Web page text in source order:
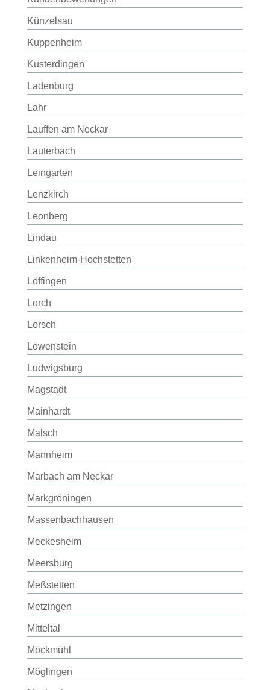
Künzelsau
Kuppenheim
Kusterdingen
Ladenburg
Lahr
Lauffen am Neckar
Lauterbach
Leingarten
Lenzkirch
Leonberg
Lindau
Linkenheim-Hochstetten
Löffingen
Lorch
Lorsch
Löwenstein
Ludwigsburg
Magstadt
Mainhardt
Malsch
Mannheim
Marbach am Neckar
Markgröningen
Massenbachhausen
Meckesheim
Meersburg
Meßstetten
Metzingen
Mitteltal
Möckmühl
Möglingen